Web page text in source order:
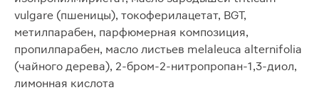
vulgare (пшеницы), токоферилацетат, BGT,
метилпарабен, парфюмерная композиция,
пропилпарабен, масло листьев melaleuca alternifolia
(чайного дерева), 2-бром-2-нитропропан-1,3-диол,
лимонная кислота